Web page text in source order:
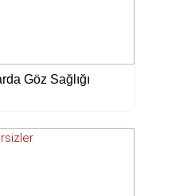
Göz Sağlığı